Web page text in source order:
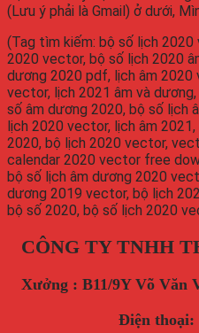
(Lưu ý phải là Gmail) ở dưới,
(Tag tìm kiếm: bộ số lịch
2020 vector, bộ số lịch 2020
dương 2020 pdf, lịch âm
vector, lịch 2021 âm và
số âm dương 2020, bộ số lịch
lịch 2020 vector, lịch âm
2020, bộ lịch 2020 vector,
calendar 2020 vector free
bộ số lịch âm dương 2020
dương 2019 vector, bộ lịch
bộ số 2020, bộ số lịch 2020
CÔNG TY TNHH
Xưởng : B11/9Y Võ Văn
Điện thoại: